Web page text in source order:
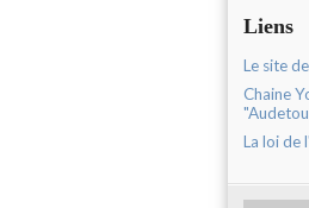
Liens
Le site
Chaine
La loi de